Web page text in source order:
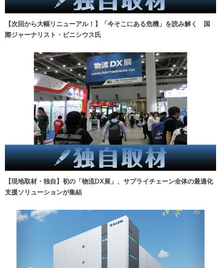
【次回から大幅リニューアル！】「今そこにある危機」を読み解く 国
際ジャーナリスト・ビニシウス氏
【現地取材・独自】初の「物流DX展」、サプライチェーン全体の最適化
支援ソリューションが集結